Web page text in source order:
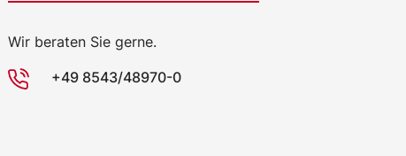
Wir beraten Sie gerne.
+49 8543/48970-0